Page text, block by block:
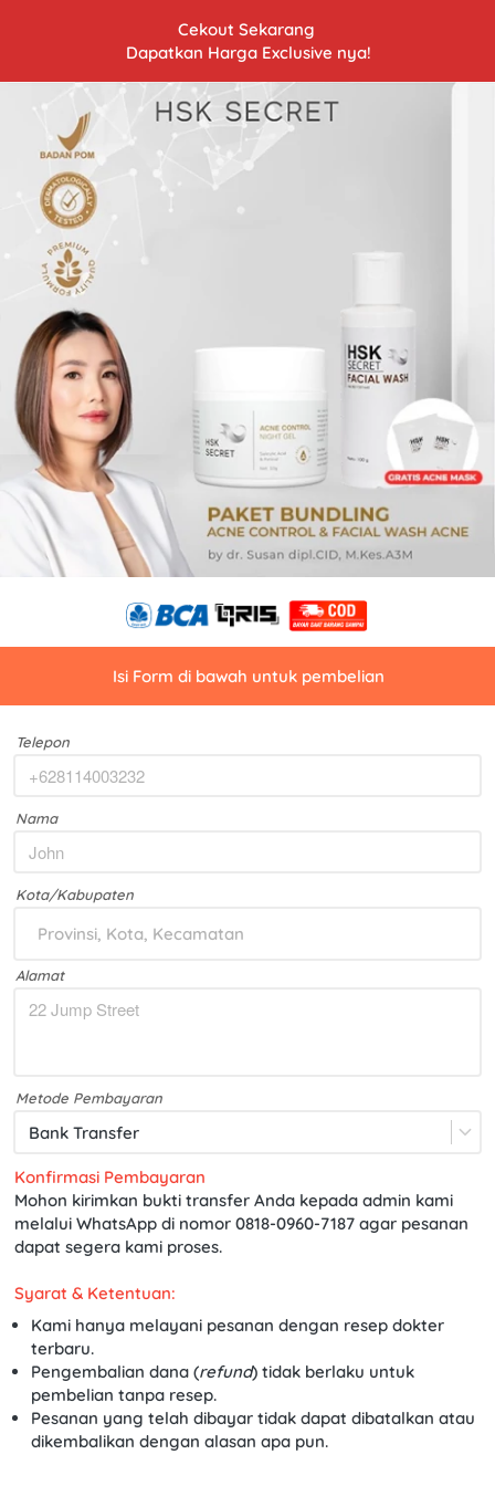
Cekout Sekarang
Dapatkan Harga Exclusive nya!
Isi Form di bawah untuk pembelian
Telepon
Nama
Kota/Kabupaten
Provinsi, Kota, Kecamatan
Alamat
Metode Pembayaran
Bank Transfer
Konfirmasi Pembayaran
Mohon kirimkan bukti transfer Anda kepada admin kami
melalui WhatsApp di nomor 0818-0960-7187 agar pesanan
dapat segera kami proses.
Syarat & Ketentuan:
Kami hanya melayani pesanan dengan resep dokter
terbaru.
Pengembalian dana (refund) tidak berlaku untuk
pembelian tanpa resep.
Pesanan yang telah dibayar tidak dapat dibatalkan atau
dikembalikan dengan alasan apa pun.